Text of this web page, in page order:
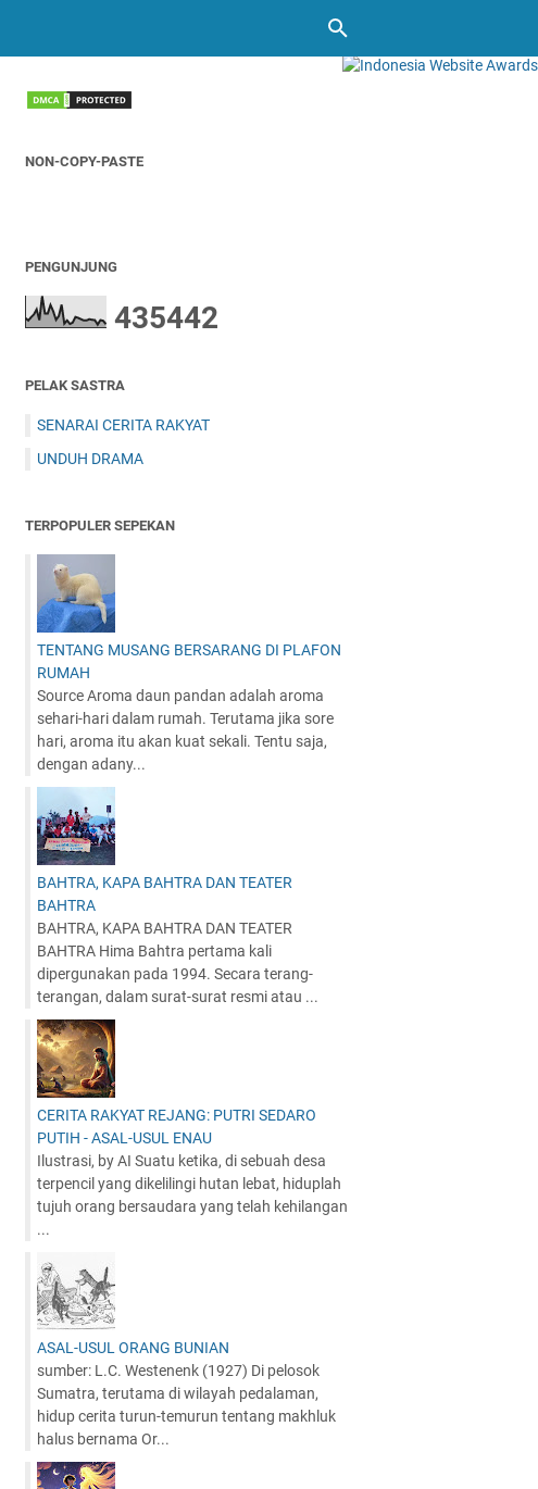
NON-COPY-PASTE
PENGUNJUNG
435442
PELAK SASTRA
SENARAI CERITA RAKYAT
UNDUH DRAMA
TERPOPULER SEPEKAN
TENTANG MUSANG BERSARANG DI PLAFON
RUMAH
Source Aroma daun pandan adalah aroma
sehari-hari dalam rumah. Terutama jika sore
hari, aroma itu akan kuat sekali. Tentu saja,
dengan adany...
BAHTRA, KAPA BAHTRA DAN TEATER
BAHTRA
BAHTRA, KAPA BAHTRA DAN TEATER
BAHTRA Hima Bahtra pertama kali
dipergunakan pada 1994. Secara terang-
terangan, dalam surat-surat resmi atau ...
CERITA RAKYAT REJANG: PUTRI SEDARO
PUTIH - ASAL-USUL ENAU
Ilustrasi, by AI Suatu ketika, di sebuah desa
terpencil yang dikelilingi hutan lebat, hiduplah
tujuh orang bersaudara yang telah kehilangan
...
ASAL-USUL ORANG BUNIAN
sumber: L.C. Westenenk (1927) Di pelosok
Sumatra, terutama di wilayah pedalaman,
hidup cerita turun-temurun tentang makhluk
halus bernama Or...